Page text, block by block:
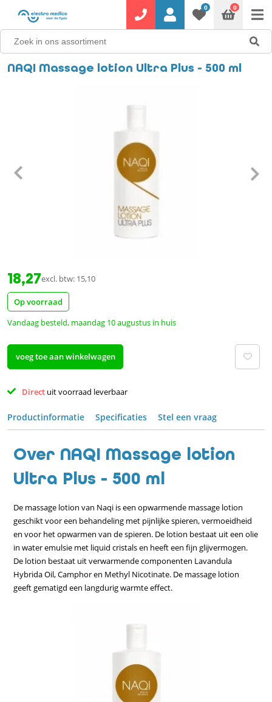
0 0
NAQI Massage lotion Ultra Plus - 500 ml
18,27excl. btw: 15,10
Op voorraad
Vandaag besteld, maandag 10 augustus in huis
voeg toe aan winkelwagen
Direct uit voorraad leverbaar
Productinformatie Specificaties Stel een vraag
Over NAQI Massage lotion
Ultra Plus - 500 ml
De massage lotion van Naqi is een opwarmende massage lotion
geschikt voor een behandeling met pijnlijke spieren, vermoeidheid
en voor het opwarmen van de spieren. De lotion bestaat uit een olie
in water emulsie met liquid cristals en heeft een fijn glijvermogen.
De lotion bestaat uit verwarmende componenten Lavandula
Hybrida Oil, Camphor en Methyl Nicotinate. De massage lotion
geeft gematigd een langdurig warmte effect.